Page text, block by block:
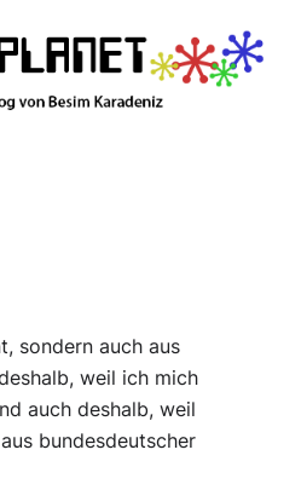
sondern auch aus
weil ich mich
auch deshalb, weil
bundesdeutscher